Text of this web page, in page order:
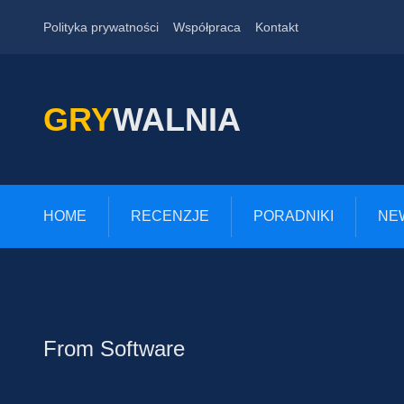
Polityka prywatności Współpraca Kontakt
GRYWALNIA
HOME RECENZJE PORADNIKI
From Software